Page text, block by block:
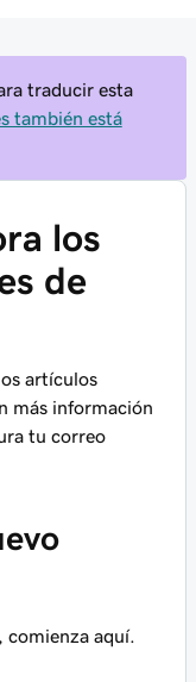
traducir esta
también está
los
de
artículos
más información
tu correo
aquí.